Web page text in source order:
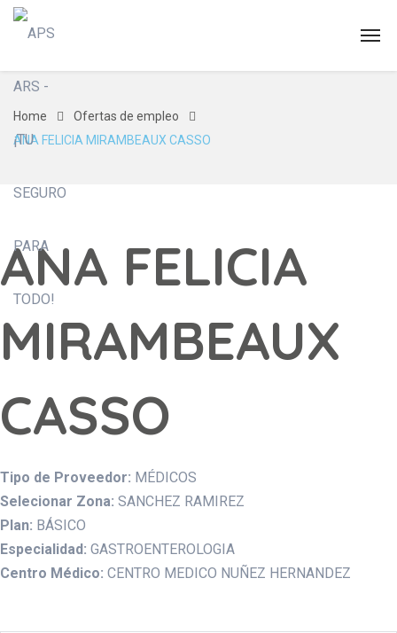
Home
Ofertas de empleo
ANA FELICIA MIRAMBEAUX CASSO
ANA FELICIA
MIRAMBEAUX
CASSO
Tipo de Proveedor: MÉDICOS
Selecionar Zona: SANCHEZ RAMIREZ
Plan: BÁSICO
Especialidad: GASTROENTEROLOGIA
Centro Médico: CENTRO MEDICO NUÑEZ HERNANDEZ